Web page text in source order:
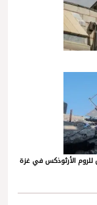
للروم الأرثوذكس في غزة